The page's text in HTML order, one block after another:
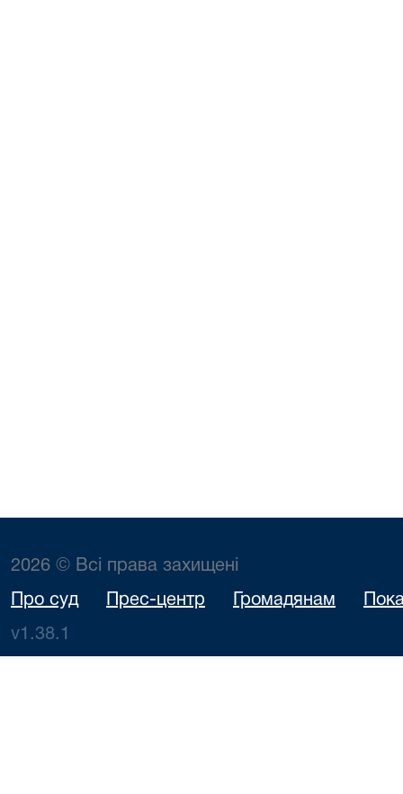
2026 © Всі права захищені
Про суд Прес-центр Громадянам
v1.38.1